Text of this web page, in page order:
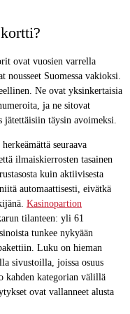
ovat vuosien varrella
Suomessa vakioksi.
Ne ovat yksinkertaisia
ja ne sitovat
jätettäisiin täysin avoimeksi.
seuraava
ilmaiskierrosten tasainen
kuin aktiivisesta
automaattisesti, eivätkä
Kasinopartion
tilanteen: yli 61
tunkee nykyään
Luku on hieman
sivustoilla, joissa osuus
kahden kategorian välillä
ovat vallanneet alusta